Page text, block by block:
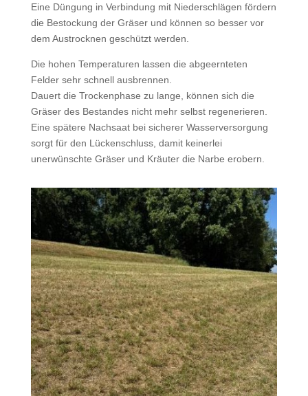
Eine Düngung in Verbindung mit Niederschlägen fördern
die Bestockung der Gräser und können so besser vor
dem Austrocknen geschützt werden.
Die hohen Temperaturen lassen die abgeernteten
Felder sehr schnell ausbrennen.
Dauert die Trockenphase zu lange, können sich die
Gräser des Bestandes nicht mehr selbst regenerieren.
Eine spätere Nachsaat bei sicherer Wasserversorgung
sorgt für den Lückenschluss, damit keinerlei
unerwünschte Gräser und Kräuter die Narbe erobern.